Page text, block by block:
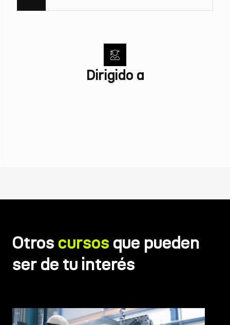
Dirigido a
Otros cursos que pueden
ser de tu interés